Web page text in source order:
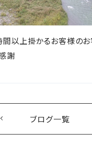
以上掛かるお客様の
謝
ブログ一覧